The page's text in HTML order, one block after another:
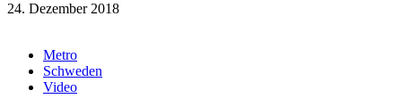
24. Dezember 2018
Metro
Schweden
Video